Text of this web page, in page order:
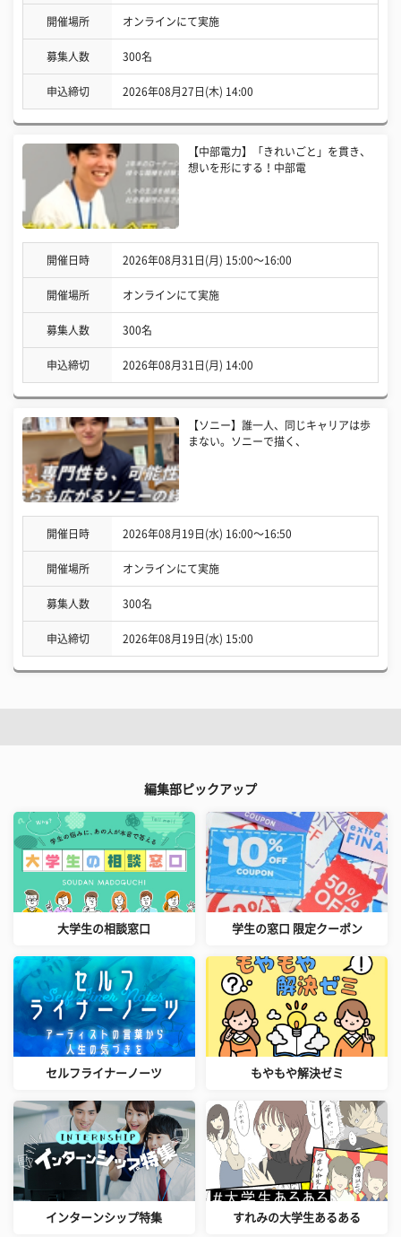
開催場所 オンラインにて実施
募集人数 300名
申込締切 2026年08月27日(木) 14:00
【中部電力】「きれいごと」を貫き、
想いを形にする！中部電
開催日時 2026年08月31日(月) 15:00〜16:00
開催場所 オンラインにて実施
募集人数 300名
申込締切 2026年08月31日(月) 14:00
【ソニー】誰一人、同じキャリアは歩
まない。ソニーで描く、
開催日時 2026年08月19日(水) 16:00〜16:50
開催場所 オンラインにて実施
募集人数 300名
申込締切 2026年08月19日(水) 15:00
編集部ピックアップ
大学生の相談窓口 学生の窓口 限定クーポン
セルフライナーノーツ もやもや解決ゼミ
インターンシップ特集 すれみの大学生あるある